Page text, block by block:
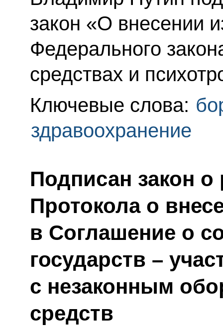
закон «О внесении
Федерального
средствах и
Ключевые слова:
здравоохранение
Подписан закон
Протокола о
в Соглашение о
государств –
с незаконным
средств